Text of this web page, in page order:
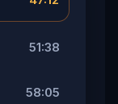
51:38
58:05